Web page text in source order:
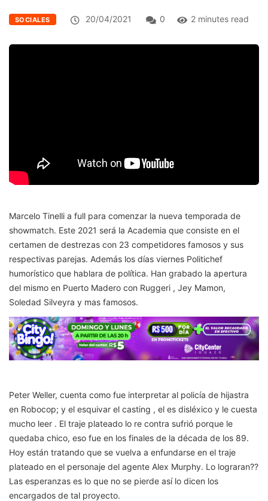
SOCIALES 20/04/2021 0 2 minutes read
Marcelo Tinelli a full para comenzar la nueva temporada de
showmatch. Este 2021 será la Academia que consiste en el
certamen de destrezas con 23 competidores famosos y sus
respectivas parejas. Además los días viernes Politichef
humorístico que hablara de política. Han grabado la apertura
del mismo en Puerto Madero con Ruggeri , Jey Mamon,
Soledad Silveyra y mas famosos.
Peter Weller, cuenta como fue interpretar al policía de hijastra
en Robocop; y el esquivar el casting , el es disléxico y le cuesta
mucho leer . El traje plateado lo re contra sufrió porque le
quedaba chico, eso fue en los finales de la década de los 89.
Hoy están tratando que se vuelva a enfundarse en el traje
plateado en el personaje del agente Alex Murphy. Lo lograran??
Las esperanzas es lo que no se pierde así lo dicen los
encargados de tal proyecto.